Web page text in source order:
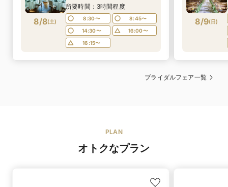
8/8(土)
感動挙式体験◆駅直結でゲスト
も安心♪
所要時間：3時間程度
8:30〜
8:45〜
14:30〜
16:00〜
16:15〜
8/9(日)
ブライダルフェア一覧
PLAN
オトクなプラン